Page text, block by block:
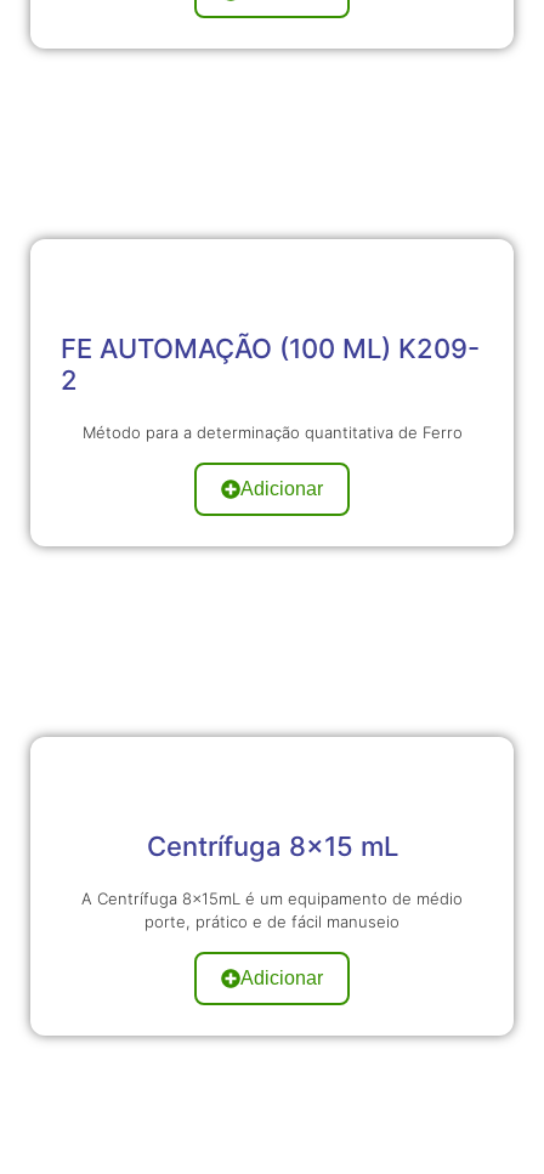
FE AUTOMAÇÃO (100 ML) K209-
2
Método para a determinação quantitativa de Ferro
Adicionar
Centrífuga 8x15 mL
A Centrífuga 8x15mL é um equipamento de médio
porte, prático e de fácil manuseio
Adicionar